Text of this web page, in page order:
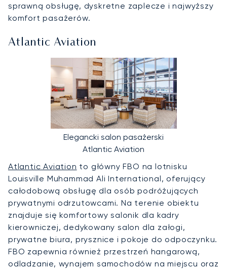
sprawną obsługę, dyskretne zaplecze i najwyższy
komfort pasażerów.
Atlantic Aviation
Elegancki salon pasażerski
Atlantic Aviation
Atlantic Aviation to główny FBO na lotnisku
Louisville Muhammad Ali International, oferujący
całodobową obsługę dla osób podróżujących
prywatnymi odrzutowcami. Na terenie obiektu
znajduje się komfortowy salonik dla kadry
kierowniczej, dedykowany salon dla załogi,
prywatne biura, prysznice i pokoje do odpoczynku.
FBO zapewnia również przestrzeń hangarową,
odladzanie, wynajem samochodów na miejscu oraz